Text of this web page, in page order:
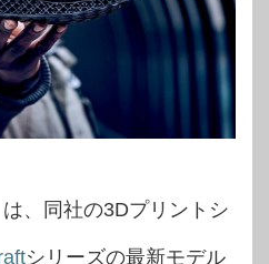
、同社の3Dプリントシ
シリーズの最新モデル